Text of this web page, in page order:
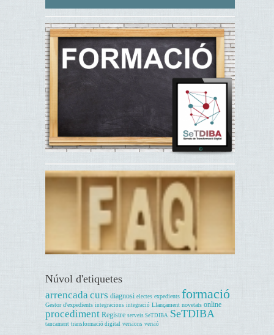
Núvol d'etiquetes
arrencadacurs diagnosi electes expedients formació
Gestor d'expedients integracions integració Llançament novetats online
procediment Registre serveis SeTDIBA SeTDIBA
tancament transformació digital versions versió